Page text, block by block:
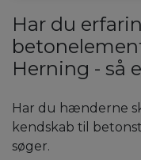
Har du
Herning - så
Har du hænderne
kendskab til
søger.